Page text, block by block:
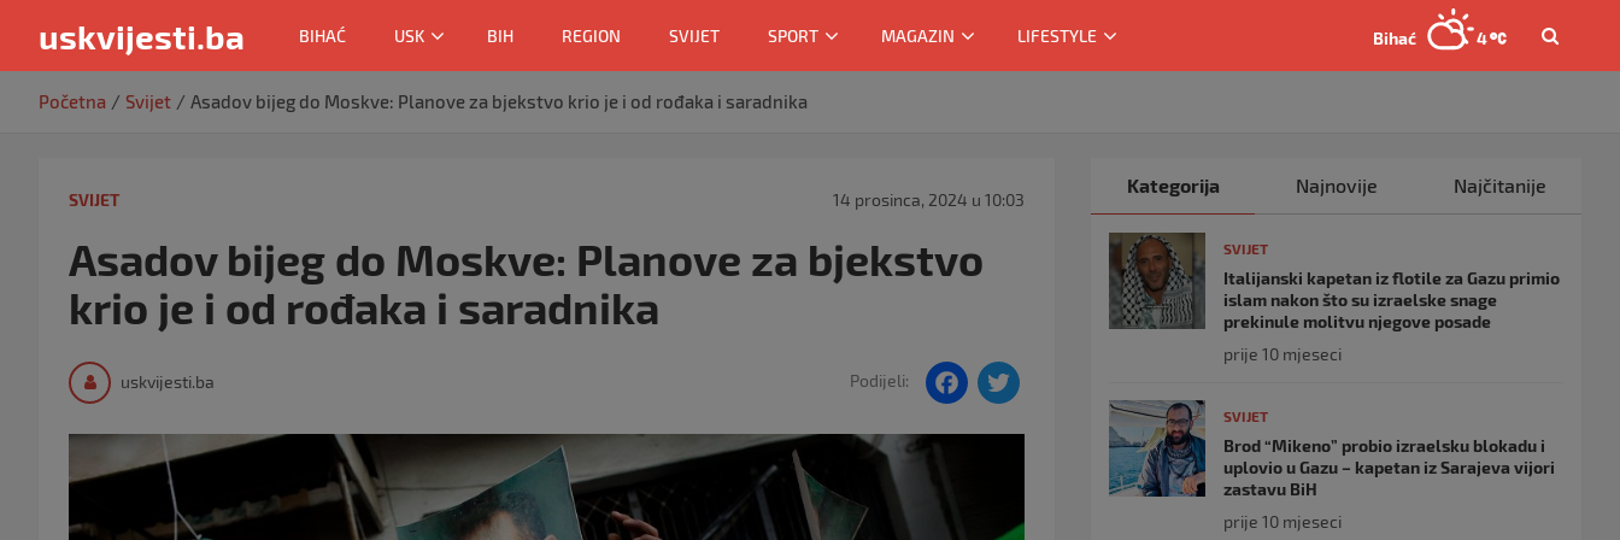
uskvijesti.ba BIHAĆ USK BIH REGION SVIJET SPORT MAGAZIN LIFESTYLE Bihać 4
Početna Svijet Asadov bijeg do Moskve: Planove za bjekstvo krio je i od rođaka i saradnika
SVIJET 14 prosinca, 2024 u 10:03
Asadov bijeg do Moskve: Planove za bjekstvo
krio je i od rođaka i saradnika
uskvijesti.ba Podijeli:
F
Kategorija Najnovije Najčitanije
SVIJET
Italijanski kapetan iz flotile za Gazu primio
islam nakon što su izraelske snage
prekinule molitvu njegove posade
prije 10 mjeseci
SVIJET
Brod “Mikeno” probio izraelsku blokadu i
uplovio u Gazu – kapetan iz Sarajeva vijori
zastavu BiH
prije 10 mjeseci